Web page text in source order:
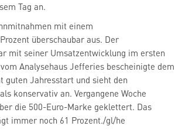
Tag an.
mit einem
überschaubar aus. Der
mit seiner Umsatzentwicklung im ersten
Analysehaus Jefferies bescheinigte dem
guten Jahresstart und sieht den
konservativ an. Vergangene Woche
die 500-Euro-Marke geklettert. Das
immer noch 61 Prozent./gl/he